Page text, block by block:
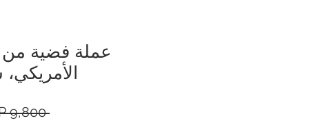
عملة فضية من
‏9,800 JP¥